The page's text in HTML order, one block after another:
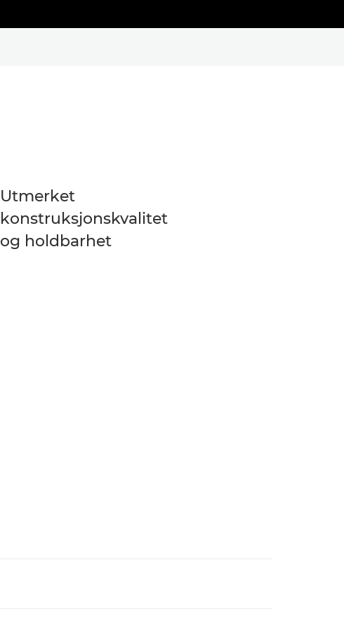
Utmerket
konstruksjonskvalitet
og holdbarhet